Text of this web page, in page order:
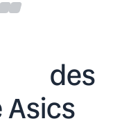
des
Asics